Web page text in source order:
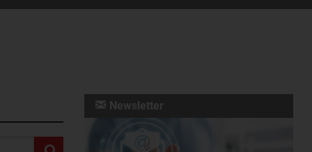
Newsletter